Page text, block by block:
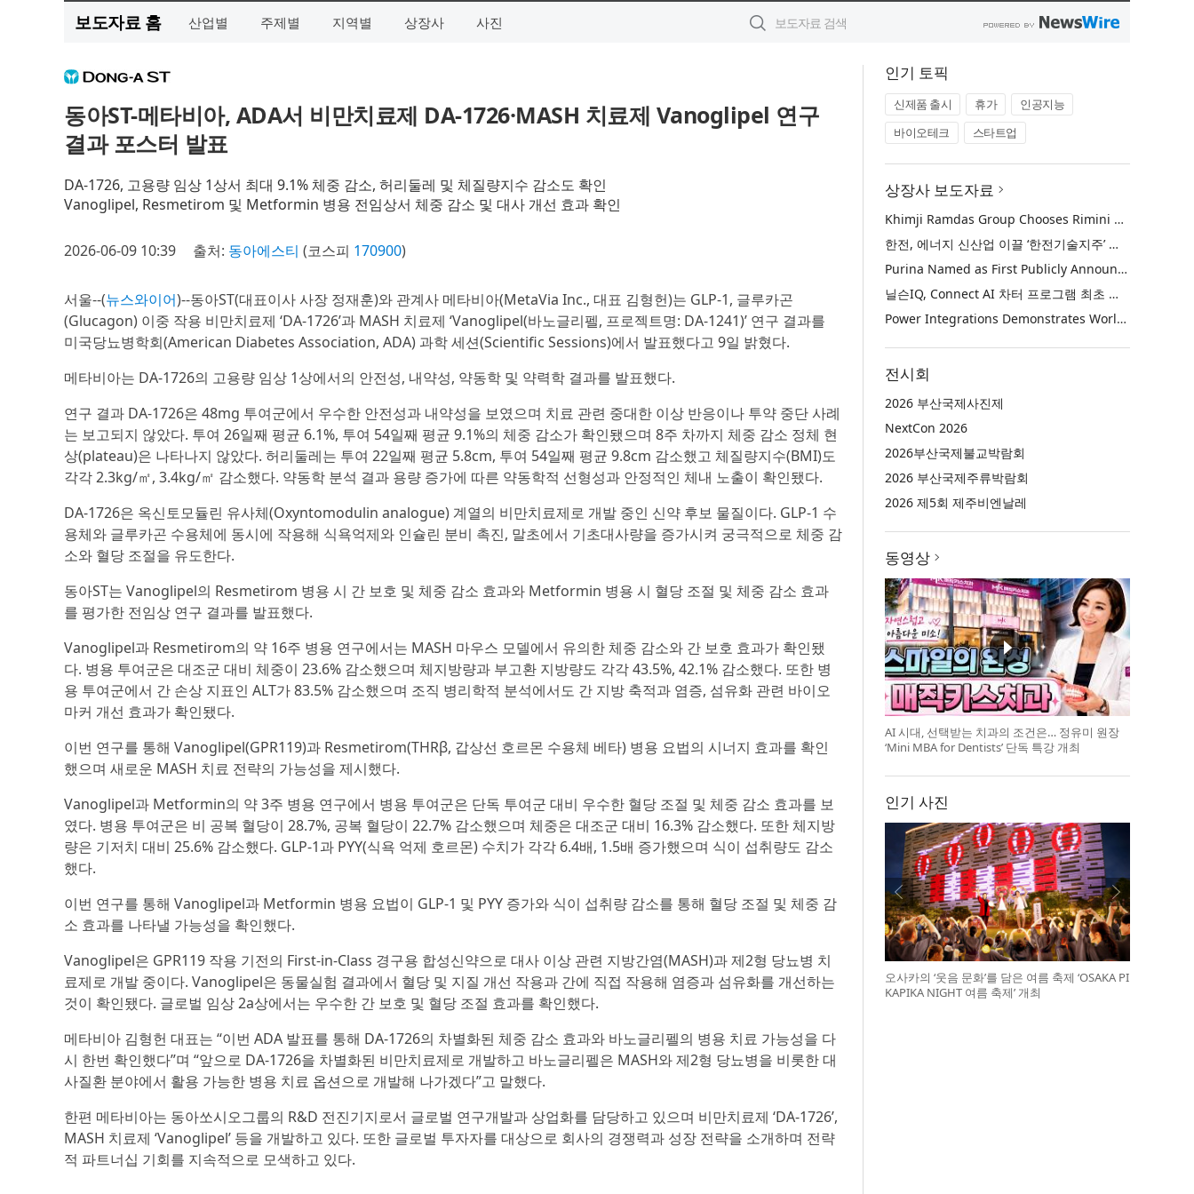
보도자료 홈 산업별 주제별 지역별 상장사 사진
동아ST-메타비아, ADA서 비만치료제 DA-1726·MASH 치료제 Vanoglipel 연구
결과 포스터 발표
DA-1726, 고용량 임상 1상서 최대 9.1% 체중 감소, 허리둘레 및 체질량지수 감소도 확인
Vanoglipel, Resmetirom 및 Metformin 병용 전임상서 체중 감소 및 대사 개선 효과 확인
2026-06-09 10:39 출처: 동아에스티 (코스피 170900)
서울--(뉴스와이어)--동아ST(대표이사 사장 정재훈)와 관계사 메타비아(MetaVia Inc., 대표 김형헌)는 GLP-1, 글루카곤
(Glucagon) 이중 작용 비만치료제 ‘DA-1726’과 MASH 치료제 ‘Vanoglipel(바노글리펠, 프로젝트명: DA-1241)’ 연구 결과를
미국당뇨병학회(American Diabetes Association, ADA) 과학 세션(Scientific Sessions)에서 발표했다고 9일 밝혔다.
메타비아는 DA-1726의 고용량 임상 1상에서의 안전성, 내약성, 약동학 및 약력학 결과를 발표했다.
연구 결과 DA-1726은 48mg 투여군에서 우수한 안전성과 내약성을 보였으며 치료 관련 중대한 이상 반응이나 투약 중단 사례
는 보고되지 않았다. 투여 26일째 평균 6.1%, 투여 54일째 평균 9.1%의 체중 감소가 확인됐으며 8주 차까지 체중 감소 정체 현
상(plateau)은 나타나지 않았다. 허리둘레는 투여 22일째 평균 5.8cm, 투여 54일째 평균 9.8cm 감소했고 체질량지수(BMI)도
각각 2.3kg/㎡, 3.4kg/㎡ 감소했다. 약동학 분석 결과 용량 증가에 따른 약동학적 선형성과 안정적인 체내 노출이 확인됐다.
DA-1726은 옥신토모듈린 유사체(Oxyntomodulin analogue) 계열의 비만치료제로 개발 중인 신약 후보 물질이다. GLP-1 수
용체와 글루카곤 수용체에 동시에 작용해 식욕억제와 인슐린 분비 촉진, 말초에서 기초대사량을 증가시켜 궁극적으로 체중 감
소와 혈당 조절을 유도한다.
동아ST는 Vanoglipel의 Resmetirom 병용 시 간 보호 및 체중 감소 효과와 Metformin 병용 시 혈당 조절 및 체중 감소 효과
를 평가한 전임상 연구 결과를 발표했다.
Vanoglipel과 Resmetirom의 약 16주 병용 연구에서는 MASH 마우스 모델에서 유의한 체중 감소와 간 보호 효과가 확인됐
다. 병용 투여군은 대조군 대비 체중이 23.6% 감소했으며 체지방량과 부고환 지방량도 각각 43.5%, 42.1% 감소했다. 또한 병
용 투여군에서 간 손상 지표인 ALT가 83.5% 감소했으며 조직 병리학적 분석에서도 간 지방 축적과 염증, 섬유화 관련 바이오
마커 개선 효과가 확인됐다.
이번 연구를 통해 Vanoglipel(GPR119)과 Resmetirom(THRβ, 갑상선 호르몬 수용체 베타) 병용 요법의 시너지 효과를 확인
했으며 새로운 MASH 치료 전략의 가능성을 제시했다.
Vanoglipel과 Metformin의 약 3주 병용 연구에서 병용 투여군은 단독 투여군 대비 우수한 혈당 조절 및 체중 감소 효과를 보
였다. 병용 투여군은 비 공복 혈당이 28.7%, 공복 혈당이 22.7% 감소했으며 체중은 대조군 대비 16.3% 감소했다. 또한 체지방
량은 기저치 대비 25.6% 감소했다. GLP-1과 PYY(식욕 억제 호르몬) 수치가 각각 6.4배, 1.5배 증가했으며 식이 섭취량도 감소
했다.
이번 연구를 통해 Vanoglipel과 Metformin 병용 요법이 GLP-1 및 PYY 증가와 식이 섭취량 감소를 통해 혈당 조절 및 체중 감
소 효과를 나타낼 가능성을 확인했다.
Vanoglipel은 GPR119 작용 기전의 First-in-Class 경구용 합성신약으로 대사 이상 관련 지방간염(MASH)과 제2형 당뇨병 치
료제로 개발 중이다. Vanoglipel은 동물실험 결과에서 혈당 및 지질 개선 작용과 간에 직접 작용해 염증과 섬유화를 개선하는
것이 확인됐다. 글로벌 임상 2a상에서는 우수한 간 보호 및 혈당 조절 효과를 확인했다.
메타비아 김형헌 대표는 “이번 ADA 발표를 통해 DA-1726의 차별화된 체중 감소 효과와 바노글리펠의 병용 치료 가능성을 다
시 한번 확인했다”며 “앞으로 DA-1726을 차별화된 비만치료제로 개발하고 바노글리펠은 MASH와 제2형 당뇨병을 비롯한 대
사질환 분야에서 활용 가능한 병용 치료 옵션으로 개발해 나가겠다”고 말했다.
한편 메타비아는 동아쏘시오그룹의 R&D 전진기지로서 글로벌 연구개발과 상업화를 담당하고 있으며 비만치료제 ‘DA-1726’,
MASH 치료제 ‘Vanoglipel’ 등을 개발하고 있다. 또한 글로벌 투자자를 대상으로 회사의 경쟁력과 성장 전략을 소개하며 전략
적 파트너십 기회를 지속적으로 모색하고 있다.
인기 토픽
신제품 출시 휴가
인공지능
바이오테크
스타트업
상장사 보도자료
Khimji Ramdas Group Chooses Rimini Street to Reduce SAP Support Costs, Protect 700+ Customizations and Reinvest Savings in Innovation
한전, 에너지 신산업 이끌 ‘한전기술지주’ 공식 출범
Purina Named as First Publicly Announced NIQ ConnectAI Charter Client
닐슨IQ, Connect AI 차터 프로그램 최초 고객사 ‘퓨리나’ 선정
Power Integrations Demonstrates World’s First 2200 V GaN Technology for Next-Era High-Voltage Power Systems
전시회
2026 부산국제사진제
NextCon 2026
2026부산국제불교박람회
2026 부산국제주류박람회
2026 제5회 제주비엔날레
동영상
AI 시대, 선택받는 치과의 조건은… 정유미 원장
‘Mini MBA for Dentists’ 단독 특강 개최
인기 사진
오사카의 ‘웃음 문화’를 담은 여름 축제 ‘OSAKA PI
KAPIKA NIGHT 여름 축제’ 개최